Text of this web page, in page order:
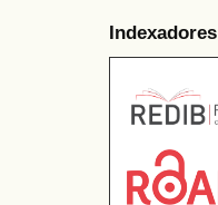
Indexadores